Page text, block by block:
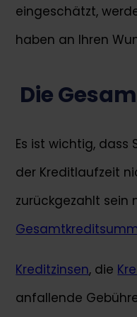
eingeschätzt,
haben an Ihren
Die
Es ist wichtig, dass
der Kreditlaufzeit
zurückgezahlt sein
Kreditzinsen, die
anfallende